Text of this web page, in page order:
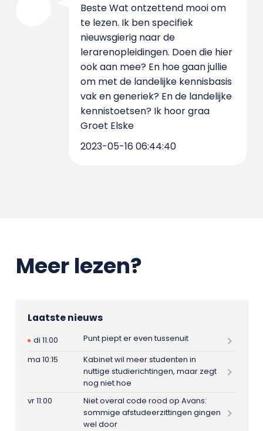
Beste Wat ontzettend mooi om
te lezen. Ik ben specifiek
nieuwsgierig naar de
lerarenopleidingen. Doen die hier
ook aan mee? En hoe gaan jullie
om met de landelijke kennisbasis
vak en generiek? En de landelijke
kennistoetsen? Ik hoor graa
Groet Elske
2023-05-16 06:44:40
Meer lezen?
Laatste nieuws
di 11:00
Punt piept er even tussenuit
ma 10:15
Kabinet wil meer studenten in
nuttige studierichtingen, maar zegt
nog niet hoe
vr 11:00
Niet overal code rood op Avans:
sommige afstudeerzittingen gingen
wel door